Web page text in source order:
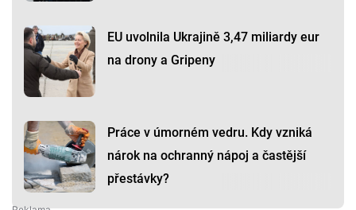
EU uvolnila Ukrajině 3,47 miliardy eur
na drony a Gripeny
Práce v úmorném vedru. Kdy vzniká
nárok na ochranný nápoj a častější
přestávky?